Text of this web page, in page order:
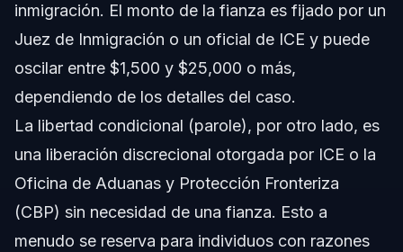
inmigración. El monto de la fianza es fijado por un
Juez de Inmigración o un oficial de ICE y puede
oscilar entre $1,500 y $25,000 o más,
dependiendo de los detalles del caso.
La libertad condicional (parole), por otro lado, es
una liberación discrecional otorgada por ICE o la
Oficina de Aduanas y Protección Fronteriza
(CBP) sin necesidad de una fianza. Esto a
menudo se reserva para individuos con razones